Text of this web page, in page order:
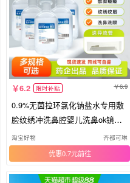
6.2 限时补贴 6.9
0.9%无菌拉环氯化钠盐水专用敷
脸纹绣冲洗鼻腔婴儿洗鼻ok镜清
洗液
淘宝好物 齐都可琳
优惠0.7元